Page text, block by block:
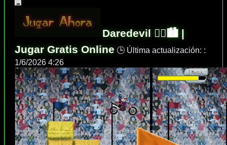
Daredevil 🦸‍♂️🏙️ |
Jugar Gratis Online 🕒 Última actualización: :
1/6/2026 4:26